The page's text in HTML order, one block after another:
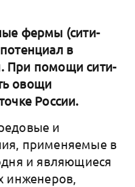
фермы (сити-
в
При помощи сити-
овощи
России.
и
применяемые в
и являющиеся
инженеров,